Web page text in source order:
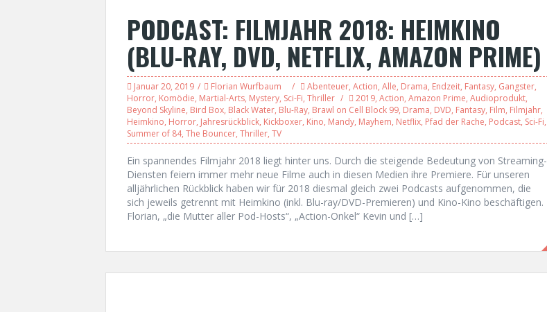
PODCAST: FILMJAHR 2018: HEIMKINO
(BLU-RAY, DVD, NETFLIX, AMAZON PRIME)
Januar 20, 2019 Florian Wurfbaum Abenteuer, Action, Alle, Drama, Endzeit, Fantasy, Gangster,
Horror, Komödie, Martial-Arts, Mystery, Sci-Fi, Thriller 2019, Action, Amazon Prime, Audioprodukt,
Beyond Skyline, Bird Box, Black Water, Blu-Ray, Brawl on Cell Block 99, Drama, DVD, Fantasy, Film, Filmjahr,
Heimkino, Horror, Jahresrückblick, Kickboxer, Kino, Mandy, Mayhem, Netflix, Pfad der Rache, Podcast, Sci-Fi,
Summer of 84, The Bouncer, Thriller, TV
Ein spannendes Filmjahr 2018 liegt hinter uns. Durch die steigende Bedeutung von Streaming-
Diensten feiern immer mehr neue Filme auch in diesen Medien ihre Premiere. Für unseren
alljährlichen Rückblick haben wir für 2018 diesmal gleich zwei Podcasts aufgenommen, die
sich jeweils getrennt mit Heimkino (inkl. Blu-ray/DVD-Premieren) und Kino-Kino beschäftigen.
Florian, „die Mutter aller Pod-Hosts“, „Action-Onkel“ Kevin und […]